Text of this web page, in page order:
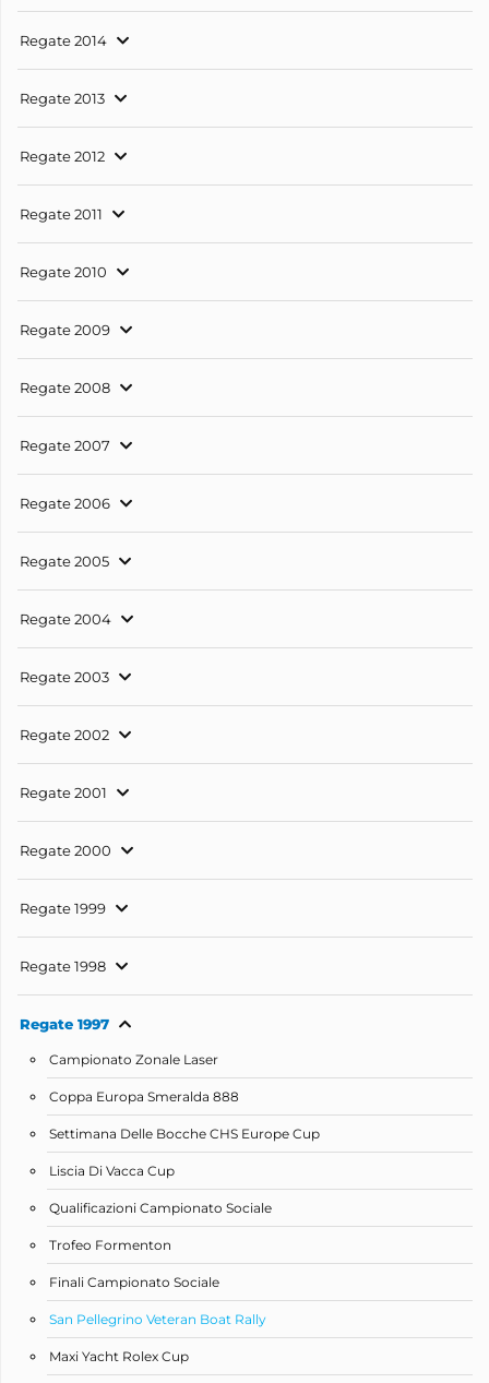
Regate 2014
Regate 2013
Regate 2012
Regate 2011
Regate 2010
Regate 2009
Regate 2008
Regate 2007
Regate 2006
Regate 2005
Regate 2004
Regate 2003
Regate 2002
Regate 2001
Regate 2000
Regate 1999
Regate 1998
Regate 1997
Campionato Zonale Laser
Coppa Europa Smeralda 888
Settimana Delle Bocche CHS Europe Cup
Liscia Di Vacca Cup
Qualificazioni Campionato Sociale
Trofeo Formenton
Finali Campionato Sociale
San Pellegrino Veteran Boat Rally
Maxi Yacht Rolex Cup